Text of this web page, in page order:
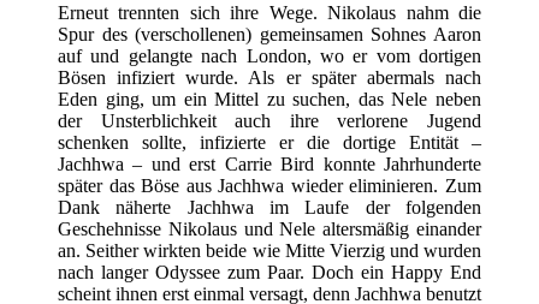
Erneut trennten sich ihre Wege. Nikolaus nahm die
Spur des (verschollenen) gemeinsamen Sohnes Aaron
auf und gelangte nach London, wo er vom dortigen
Bösen infiziert wurde. Als er später abermals nach
Eden ging, um ein Mittel zu suchen, das Nele neben
der Unsterblichkeit auch ihre verlorene Jugend
schenken sollte, infizierte er die dortige Entität –
Jachhwa – und erst Carrie Bird konnte Jahrhunderte
später das Böse aus Jachhwa wieder eliminieren. Zum
Dank näherte Jachhwa im Laufe der folgenden
Geschehnisse Nikolaus und Nele altersmäßig einander
an. Seither wirkten beide wie Mitte Vierzig und wurden
nach langer Odyssee zum Paar. Doch ein Happy End
scheint ihnen erst einmal versagt, denn Jachhwa benutzt